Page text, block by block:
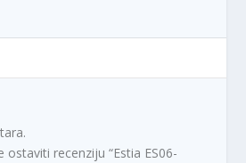
ostaviti recenziju “Estia ES06-